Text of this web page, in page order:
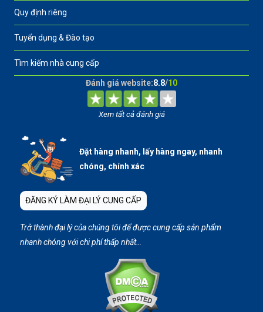
Quy định riêng
Tuyển dụng & Đào tạo
Tìm kiếm nhà cung cấp
Đánh giá website:8.8/10
Xem tất cả đánh giá
Đặt hàng nhanh, lấy hàng ngay, nhanh
chóng, chính xác
ĐĂNG KÝ LÀM ĐẠI LÝ CUNG CẤP
Trở thành đại lý của chúng tôi để được cung cấp sản phẩm
nhanh chóng với chi phí thấp nhất…